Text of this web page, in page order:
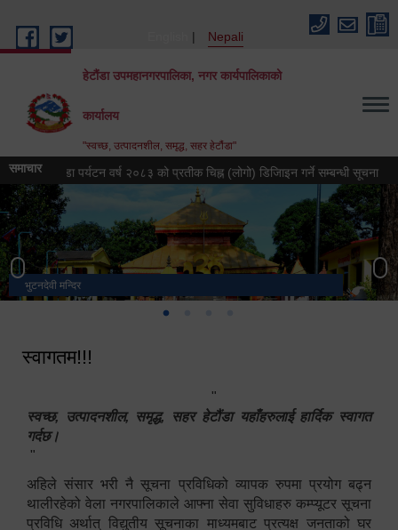
Nepali
हेटौंडा उपमहानगरपालिका, नगर कार्यपालिकाको
कार्यालय
"स्वच्छ, उत्पादनशील, समृद्ध, सहर हेटौंडा"
समाचार
हेटौंडा पर्यटन वर्ष २०८३ को प्रतीक चिह्न (लोगो) डिजिाइन गर्ने सम्बन्धी सूचना
भुटनदेवी मन्दिर
स्मारक
हेटौंडा उपमहानगरपालिका नगर कार्यपालिकाको कार्यालय
मनकामना डाँडाबाट देखिएको दृश्य
स्वागतम!!!
"
स्वच्छ, उत्पादनशील, समृद्ध, सहर हेटौंडा यहाँहरुलाई हार्दिक स्वागत
गर्दछ।
"
अहिले संसार भरी नै सूचना प्रविधिको व्यापक रुपमा प्रयोग बढ्न
थालीरहेको वेला नगरपालिकाले आफ्ना सेवा सुविधाहरु कम्प्यूटर सूचना
प्रविधि अर्थात् विद्युतीय सूचनाका माध्यमबाट प्रत्यक्ष जनताको घर